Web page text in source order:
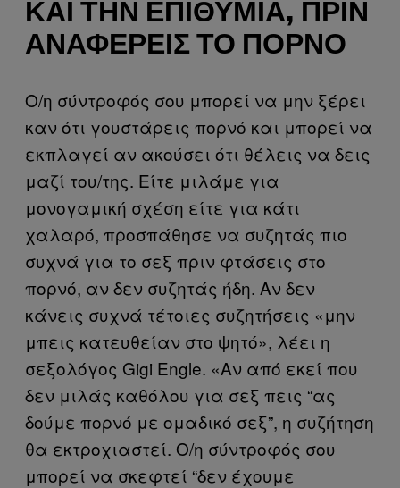
ΚΑΙ ΤΗΝ ΕΠΙΘΥΜΊΑ, ΠΡΙΝ
ΑΝΑΦΈΡΕΙΣ ΤΟ ΠΟΡΝΌ
Ο/η σύντροφός σου μπορεί να μην ξέρει
καν ότι γουστάρεις πορνό και μπορεί να
εκπλαγεί αν ακούσει ότι θέλεις να δεις
μαζί του/της. Είτε μιλάμε για
μονογαμική σχέση είτε για κάτι
χαλαρό, προσπάθησε να συζητάς πιο
συχνά για το σεξ πριν φτάσεις στο
πορνό, αν δεν συζητάς ήδη. Αν δεν
κάνεις συχνά τέτοιες συζητήσεις «μην
μπεις κατευθείαν στο ψητό», λέει η
σεξολόγος Gigi Engle. «Αν από εκεί που
δεν μιλάς καθόλου για σεξ πεις “ας
δούμε πορνό με ομαδικό σεξ”, η συζήτηση
θα εκτροχιαστεί. Ο/η σύντροφός σου
μπορεί να σκεφτεί “δεν έχουμε